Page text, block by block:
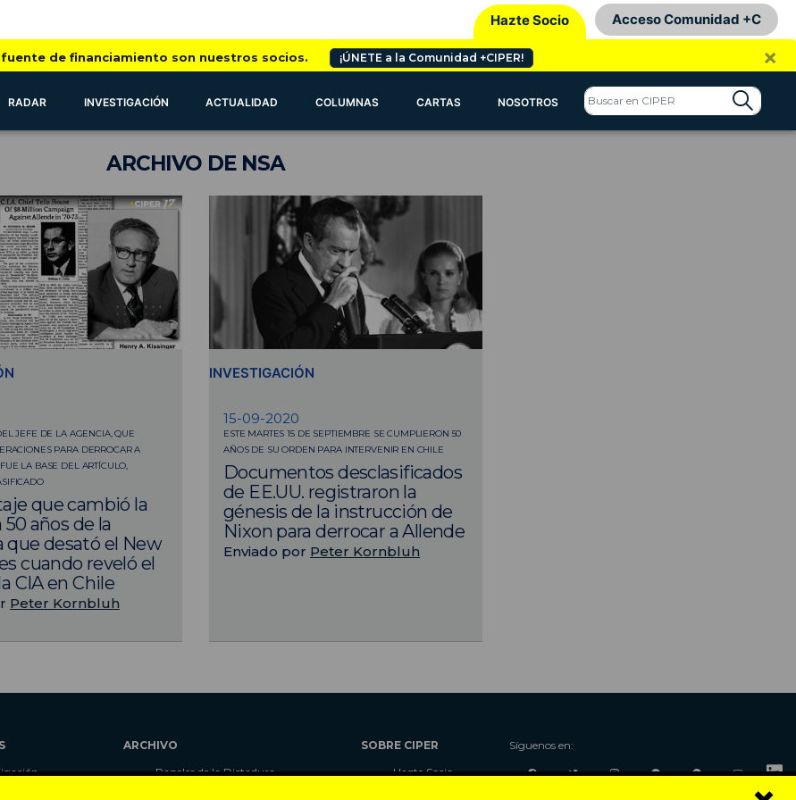
Hazte Socio Acceso Comunidad +C
de financiamiento son nuestros socios. ¡ÚNETE a la Comunidad +CIPER! ×
RADAR INVESTIGACIÓN ACTUALIDAD COLUMNAS CARTAS NOSOTROS
ARCHIVO DE NSA
JEFE DE LA AGENCIA, QUE
PARA DERROCAR A
LA BASE DEL ARTÍCULO,
que cambió la
años de la
desató el New
cuando reveló el
CIA en Chile
Peter Kornbluh
INVESTIGACIÓN
15-09-2020
ESTE MARTES 15 DE SEPTIEMBRE SE CUMPLIERON 50
AÑOS DE SU ORDEN PARA INTERVENIR EN CHILE
Documentos desclasificados
de EE.UU. registraron la
génesis de la instrucción de
Nixon para derrocar a Allende
Enviado por Peter Kornbluh
ARCHIVO
Papeles de la Dictadura
SOBRE CIPER
Hazte Socio
Síguenos en: